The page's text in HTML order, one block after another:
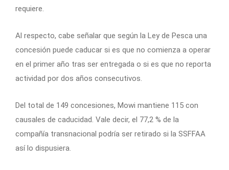
requiere.
Al respecto, cabe señalar que según la Ley de Pesca una
concesión puede caducar si es que no comienza a operar
en el primer año tras ser entregada o si es que no reporta
actividad por dos años consecutivos.
Del total de 149 concesiones, Mowi mantiene 115 con
causales de caducidad. Vale decir, el 77,2 % de la
compañía transnacional podría ser retirado si la SSFFAA
así lo dispusiera.